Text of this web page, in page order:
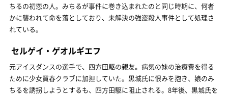
ちるの初恋の人。みちるが事件に巻き込まれたのと同じ時期に、何者
かに襲われて命を落としており、未解決の強盗殺人事件として処理さ
れている。
セルゲイ・ゲオルギエフ
元アイスダンスの選手で、四方田駆の親友。病気の妹の治療費を得る
ために少女買春クラブに加担していた。黒城氏に恨みを抱き、娘のみ
ちるを誘拐しようとするも、四方田駆に阻止される。8年後、黒城氏を